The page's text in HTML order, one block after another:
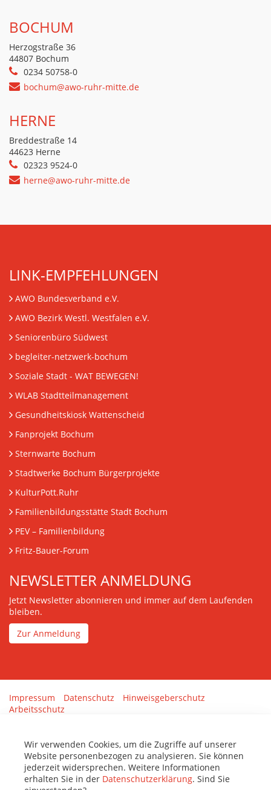
BOCHUM
Herzogstraße 36
44807 Bochum
0234 50758-0
bochum@awo-ruhr-mitte.de
HERNE
Breddestraße 14
44623 Herne
02323 9524-0
herne@awo-ruhr-mitte.de
LINK-EMPFEHLUNGEN
AWO Bundesverband e.V.
AWO Bezirk Westl. Westfalen e.V.
Seniorenbüro Südwest
begleiter-netzwerk-bochum
Soziale Stadt - WAT BEWEGEN!
WLAB Stadtteilmanagement
Gesundheitskiosk Wattenscheid
Fanprojekt Bochum
Sternwarte Bochum
Stadtwerke Bochum Bürgerprojekte
KulturPott.Ruhr
Familienbildungsstätte Stadt Bochum
PEV– Familienbildung
Fritz-Bauer-Forum
NEWSLETTER ANMELDUNG
Jetzt Newsletter abonnieren und immer auf dem Laufenden
bleiben.
Zur Anmeldung
Impressum Datenschutz
Hinweisgeberschutz
Arbeitsschutz
Wir verwenden Cookies, um die Zugriffe auf unserer
Website personenbezogen zu analysieren. Sie können
jederzeit widersprechen. Weitere Informationen
erhalten Sie in der Datenschutzerklärung. Sind Sie